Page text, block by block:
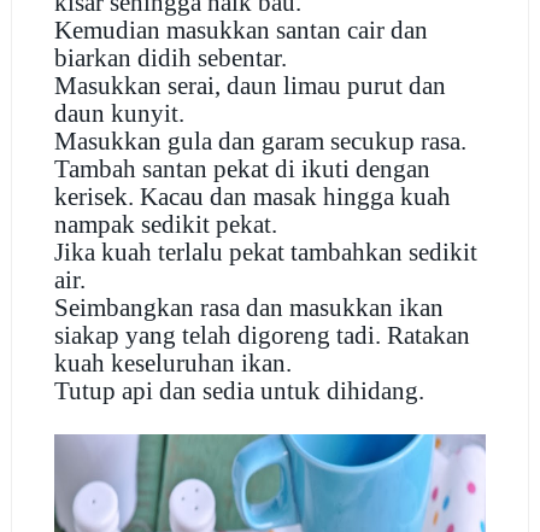
Kemudian masukkan santan cair dan
biarkan didih sebentar.
Masukkan serai, daun limau purut dan
daun kunyit.
Masukkan gula dan garam secukup rasa.
Tambah santan pekat di ikuti dengan
kerisek. Kacau dan masak hingga kuah
nampak sedikit pekat.
Jika kuah terlalu pekat tambahkan sedikit
air.
Seimbangkan rasa dan masukkan ikan
siakap yang telah digoreng tadi. Ratakan
kuah keseluruhan ikan.
Tutup api dan sedia untuk dihidang.